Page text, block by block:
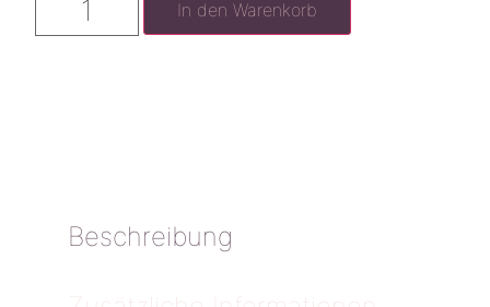
In den Warenkorb
Beschreibung